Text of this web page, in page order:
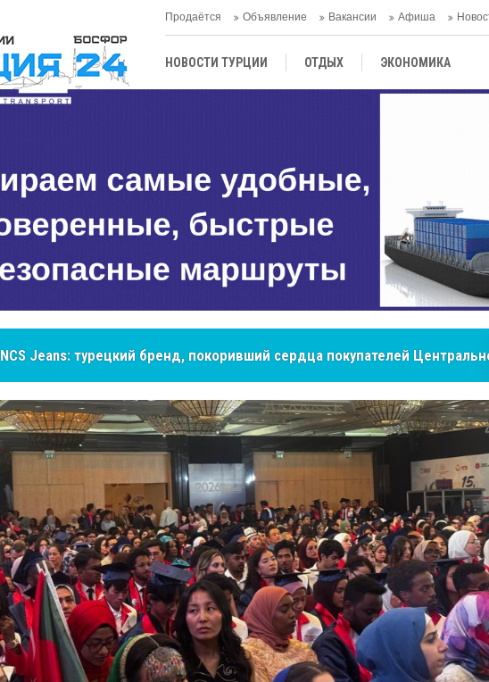
Продаётся Объявление Вакансии Афиша
НОВОСТИ ТУРЦИИ ОТДЫХ ЭКОНОМИКА
ЦЕНТРАЛЬНАЯ АЗИЯ
Cottonhill покоряет мировые рынки